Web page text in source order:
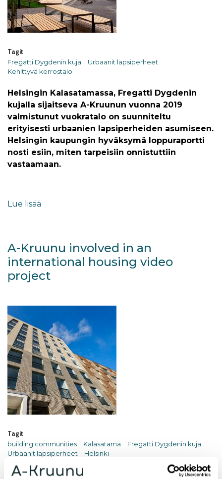
Tagit
Fregatti Dygdenin kuja
Urbaanit lapsiperheet
Kehittyvä kerrostalo
Helsingin Kalasatamassa, Fregatti Dygdenin
kujalla sijaitseva A-Kruunun vuonna 2019
valmistunut vuokratalo on suunniteltu
erityisesti urbaanien lapsiperheiden asumiseen.
Helsingin kaupungin hyväksymä loppuraportti
nosti esiin, miten tarpeisiin onnistuttiin
vastaamaan.
Lue lisää
A-Kruunu involved in an
international housing video
project
Tagit
building communities
Kalasatama
Fregatti Dygdenin kuja
Urbaanit lapsiperheet
Helsinki
A-Kruunu participates in the international